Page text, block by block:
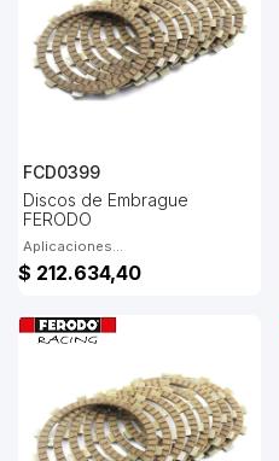
FCD0399
Discos de Embrague
FERODO
Aplicaciones...
$ 212.634,40